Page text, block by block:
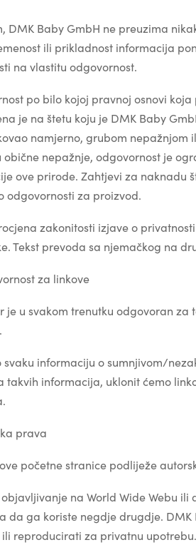
DMK Baby GmbH ne preuzima
ili prikladnost informacija
na vlastitu odgovornost.
po bilo kojoj pravnoj osnovi
je na štetu koju je DMK Baby
namjerno, grubom nepažnjom
obične nepažnje, odgovornost je
ove prirode. Zahtjevi za naknadu
odgovornosti za proizvod.
zakonitosti izjave o
Tekst prevoda sa njemačkog na
za linkove
je u svakom trenutku odgovoran za
svaku informaciju o sumnjivom/
takvih informacija, uklonit ćemo
prava
početne stranice podliježe
na World Wide Webu
da ga koriste negdje drugdje.
reproducirati za privatnu